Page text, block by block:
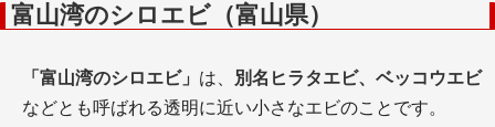
富山湾のシロエビ（富山県）
「富山湾のシロエビ」 は、
別名ヒラタエビ、ベッコウエビ
などとも呼ばれる透明に近い小さなエビのことです。